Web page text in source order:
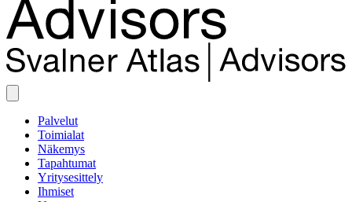
Palvelut
Toimialat
Näkemys
Tapahtumat
Yritysesittely
Ihmiset